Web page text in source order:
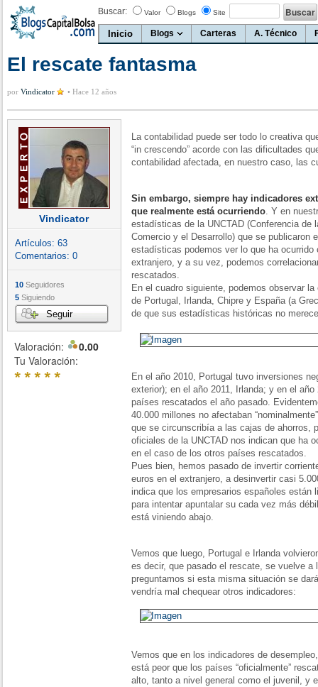
Buscar: Valor Blogs Site
Inicio Blogs Carteras A. Técnico
El rescate fantasma
por Vindicator • Hace 12 años
Vindicator
Artículos: 63
Comentarios: 0
10 Seguidores
5 Siguiendo
Seguir
Valoración:
0.00
Tu Valoración:
*****
La contabilidad puede ser todo lo creativa
“in crescendo” acorde con las dificultades
contabilidad afectada, en nuestro caso, las
Sin embargo, siempre hay indicadores
que realmente está ocurriendo. Y en
estadísticas de la UNCTAD (Conferencia de
Comercio y el Desarrollo) que se publicaron
estadísticas podemos ver lo que ha
extranjero, y a su vez, podemos
rescatados.
En el cuadro siguiente, podemos observar
de Portugal, Irlanda, Chipre y España (a
de que sus estadísticas históricas no
En el año 2010, Portugal tuvo inversiones
exterior); en el año 2011, Irlanda; y en el
países rescatados el año pasado.
40.000 millones no afectaban
que se circunscribía a las cajas de ahorros,
oficiales de la UNCTAD nos indican que ha
en el caso de los otros países rescatados.
Pues bien, hemos pasado de invertir
euros en el extranjero, a desinvertir casi
indica que los empresarios españoles están
para intentar apuntalar su cada vez más
está viniendo abajo.
Vemos que luego, Portugal e Irlanda
es decir, que pasado el rescate, se vuelve a
preguntamos si esta misma situación se
vendría mal chequear otros indicadores:
Vemos que en los indicadores de
está peor que los países “oficialmente”
alto, tanto a nivel general como el juvenil, y